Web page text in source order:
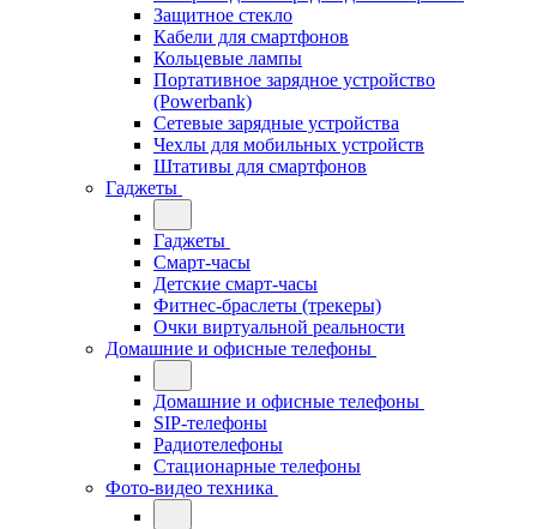
Защитное стекло
Кабели для смартфонов
Кольцевые лампы
Портативное зарядное устройство
(Powerbank)
Сетевые зарядные устройства
Чехлы для мобильных устройств
Штативы для смартфонов
Гаджеты
Гаджеты
Смарт-часы
Детские смарт-часы
Фитнес-браслеты (трекеры)
Очки виртуальной реальности
Домашние и офисные телефоны
Домашние и офисные телефоны
SIP-телефоны
Радиотелефоны
Стационарные телефоны
Фото-видео техника